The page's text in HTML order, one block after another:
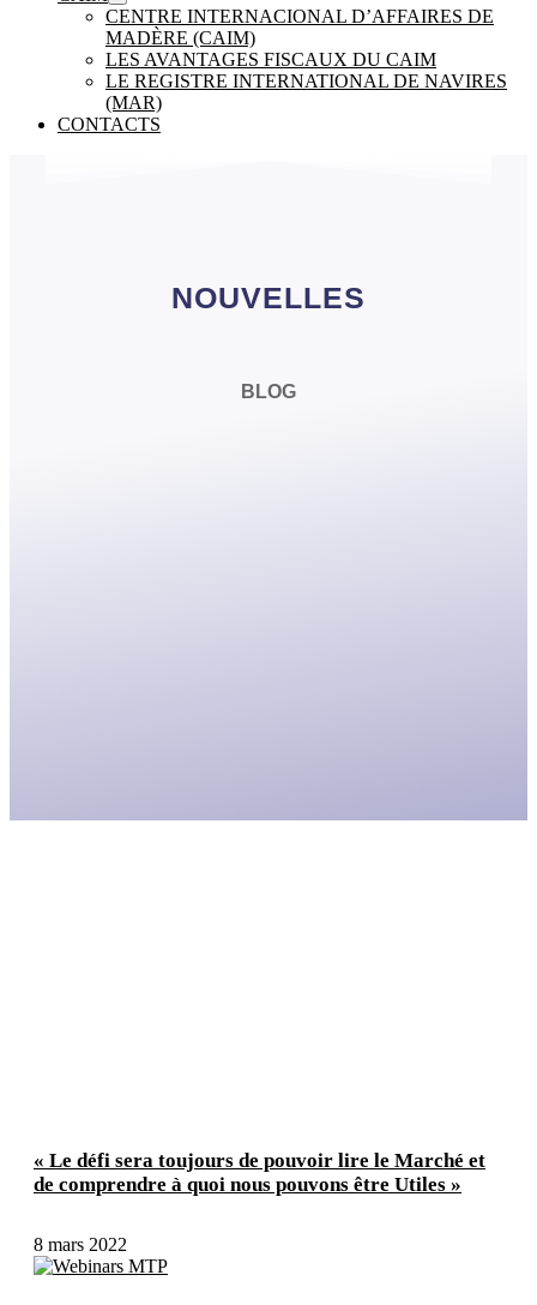
CENTRE INTERNACIONAL D’AFFAIRES DE
MADÈRE (CAIM)
LES AVANTAGES FISCAUX DU CAIM
LE REGISTRE INTERNATIONAL DE NAVIRES
(MAR)
CONTACTS
NOUVELLES
BLOG
« Le défi sera toujours de pouvoir lire le Marché et
de comprendre à quoi nous pouvons être Utiles »
8 mars 2022